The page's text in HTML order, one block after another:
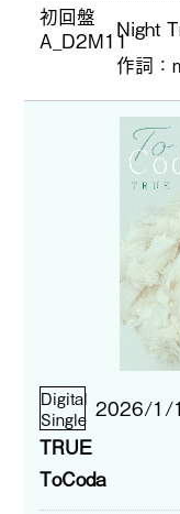
初回盤
A_D2M11Night
作詞
Digital
Single 2026/1/
TRUE
ToCoda